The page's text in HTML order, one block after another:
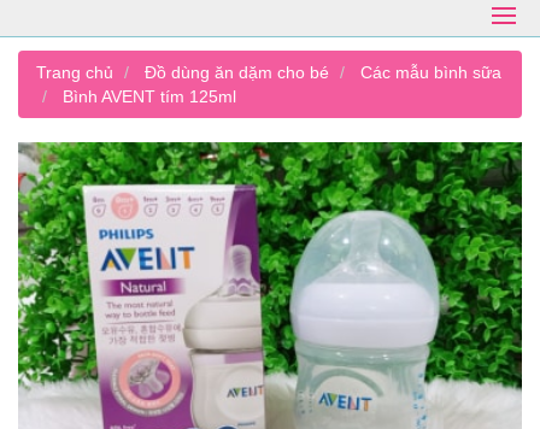
Trang chủ Đồ dùng ăn dặm cho bé
Các mẫu bình sữa
Bình AVENT tím 125ml